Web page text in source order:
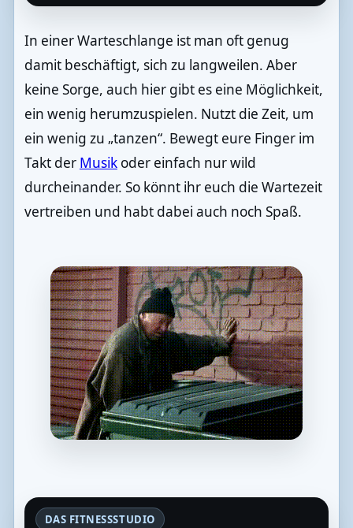
In einer Warteschlange ist man oft genug
damit beschäftigt, sich zu langweilen. Aber
keine Sorge, auch hier gibt es eine Möglichkeit,
ein wenig herumzuspielen. Nutzt die Zeit, um
ein wenig zu „tanzen“. Bewegt eure Finger im
Takt der Musikoder einfach nur wild
durcheinander. So könnt ihr euch die Wartezeit
vertreiben und habt dabei auch noch Spaß.
DAS FITNESSSTUDIO